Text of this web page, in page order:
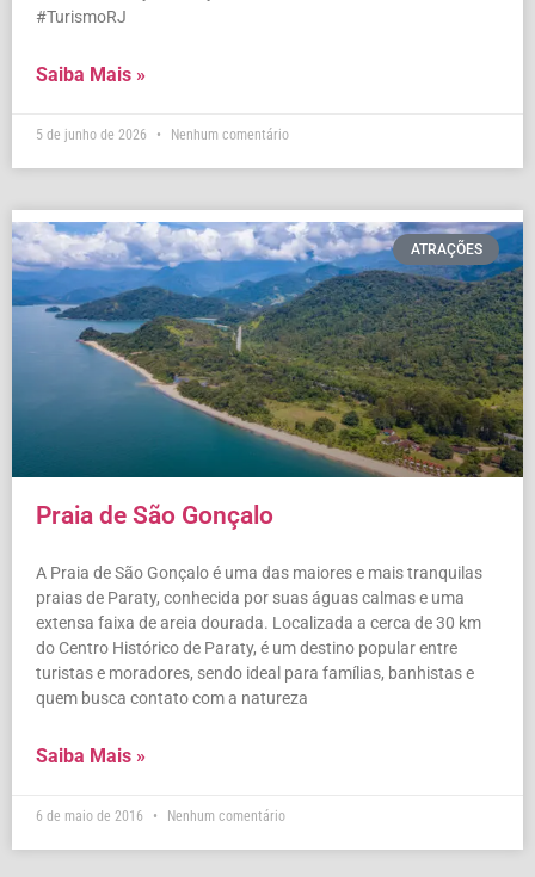
#TurismoRJ
Saiba Mais »
5 de junho de 2026 Nenhum comentário
ATRAÇÕES
Praia de São Gonçalo
A Praia de São Gonçalo é uma das maiores e mais tranquilas
praias de Paraty, conhecida por suas águas calmas e uma
extensa faixa de areia dourada. Localizada a cerca de 30 km
do Centro Histórico de Paraty, é um destino popular entre
turistas e moradores, sendo ideal para famílias, banhistas e
quem busca contato com a natureza
Saiba Mais »
6 de maio de 2016 Nenhum comentário